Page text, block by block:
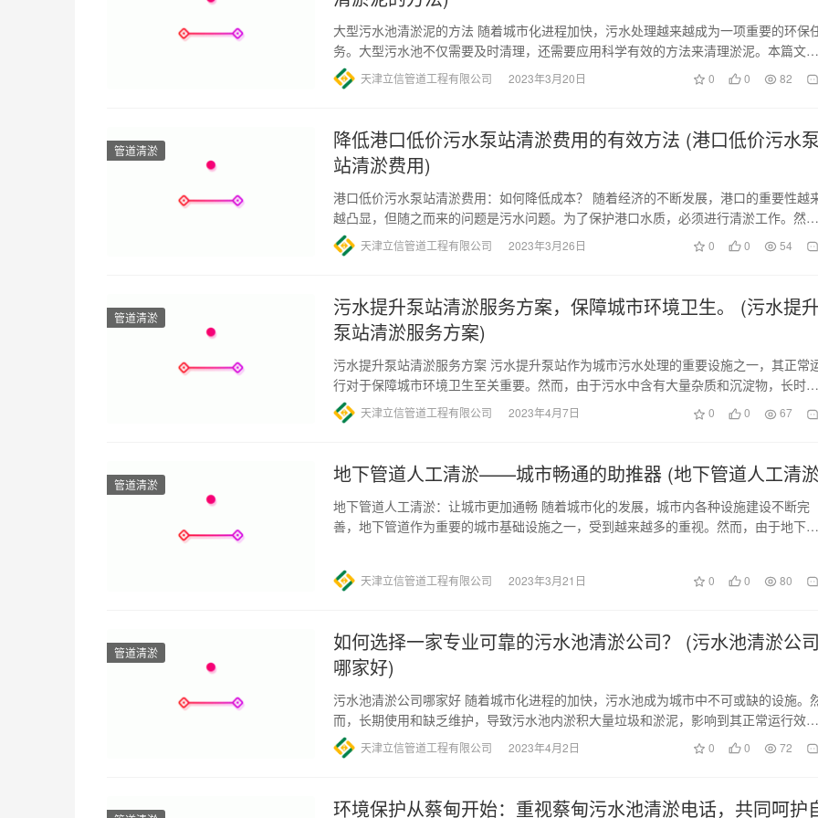
大型污水池清淤泥的方法 随着城市化进程加快，污水处理越来越成为一项重要的环保
务。大型污水池不仅需要及时清理，还需要应用科学有效的方法来清理淤泥。本篇文章
将介绍大型污水池清淤泥的方…
天津立信管道工程有限公司 2023年3月20日 0 0 82
管道清淤
降低港口低价污水泵站清淤费用的有效方法 (港口低价污水泵
站清淤费用)
港口低价污水泵站清淤费用：如何降低成本？ 随着经济的不断发展，港口的重要性越
越凸显，但随之而来的问题是污水问题。为了保护港口水质，必须进行清淤工作。然
而，清淤费用一直以来都是一个…
天津立信管道工程有限公司 2023年3月26日 0 0 54
管道清淤
污水提升泵站清淤服务方案，保障城市环境卫生。 (污水提升
泵站清淤服务方案)
污水提升泵站清淤服务方案 污水提升泵站作为城市污水处理的重要设施之一，其正常
行对于保障城市环境卫生至关重要。然而，由于污水中含有大量杂质和沉淀物，长时间
使用后会产生堵塞甚至故障。…
天津立信管道工程有限公司 2023年4月7日 0 0 67
管道清淤 地下管道人工清淤——城市畅通的助推器 (地下管道人工清
地下管道人工清淤：让城市更加通畅 随着城市化的发展，城市内各种设施建设不断完
善，地下管道作为重要的城市基础设施之一，受到越来越多的重视。然而，由于地下管
天津立信管道工程有限公司 2023年3月21日 0 0 80
管道清淤
如何选择一家专业可靠的污水池清淤公司？ (污水池清淤公司
哪家好)
污水池清淤公司哪家好 随着城市化进程的加快，污水池成为城市中不可或缺的设施。
而，长期使用和缺乏维护，导致污水池内淤积大量垃圾和淤泥，影响到其正常运行效
率，甚至会引发恶臭和环境问题…
天津立信管道工程有限公司 2023年4月2日 0 0 72
环境保护从蔡甸开始：重视蔡甸污水池清淤电话，共同呵护